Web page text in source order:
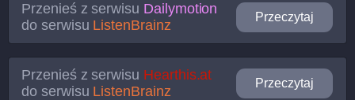
Przenieś z serwisu Dailymotion
do serwisu ListenBrainz
Przeczytaj
Przenieś z serwisu Hearthis.at
do serwisu ListenBrainz
Przeczytaj